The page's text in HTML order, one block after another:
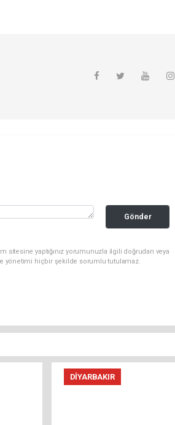
Gönder
sitesine yaptığınız yorumunuzla ilgili doğrudan veya
yönetimi hiçbir şekilde sorumlu tutulamaz.
DIYARBAKIR